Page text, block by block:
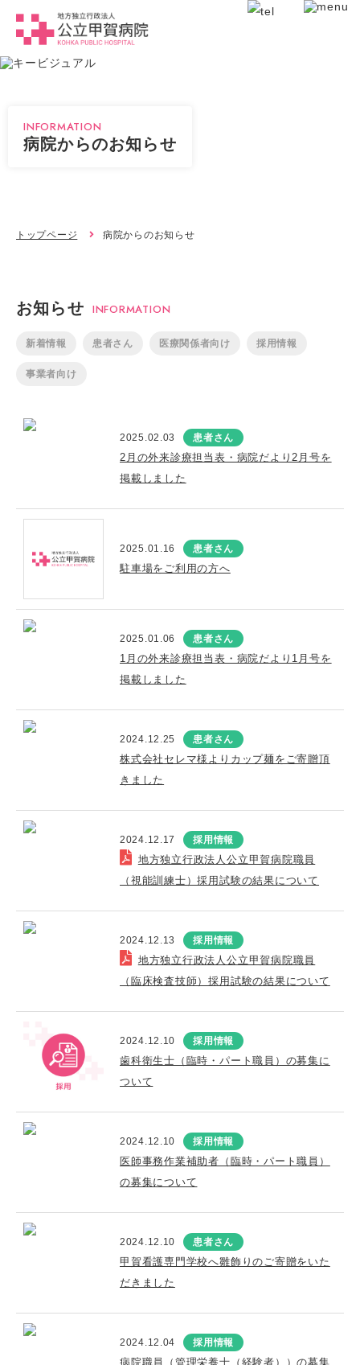
INFORMATION
病院からのお知らせ
トップページ 病院からのお知らせ
お知らせ INFORMATION
新着情報 患者さん 医療関係者向け 採用情報
事業者向け
2025.02.03 患者さん
2月の外来診療担当表・病院だより2月号を
掲載しました
2025.01.16 患者さん
駐車場をご利用の方へ
2025.01.06 患者さん
1月の外来診療担当表・病院だより1月号を
掲載しました
2024.12.25 患者さん
株式会社セレマ様よりカップ麺をご寄贈頂
きました
2024.12.17 採用情報
地方独立行政法人公立甲賀病院職員
（視能訓練士）採用試験の結果について
2024.12.13 採用情報
地方独立行政法人公立甲賀病院職員
（臨床検査技師）採用試験の結果について
2024.12.10 採用情報
歯科衛生士（臨時・パート職員）の募集に
ついて
2024.12.10 採用情報
医師事務作業補助者（臨時・パート職員）
の募集について
2024.12.10 患者さん
甲賀看護専門学校へ雛飾りのご寄贈をいた
だきました
2024.12.04 採用情報
病院職員（管理栄養士（経験者））の募集